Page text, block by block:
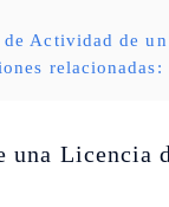
Actividad de
relacionadas:
una Licencia